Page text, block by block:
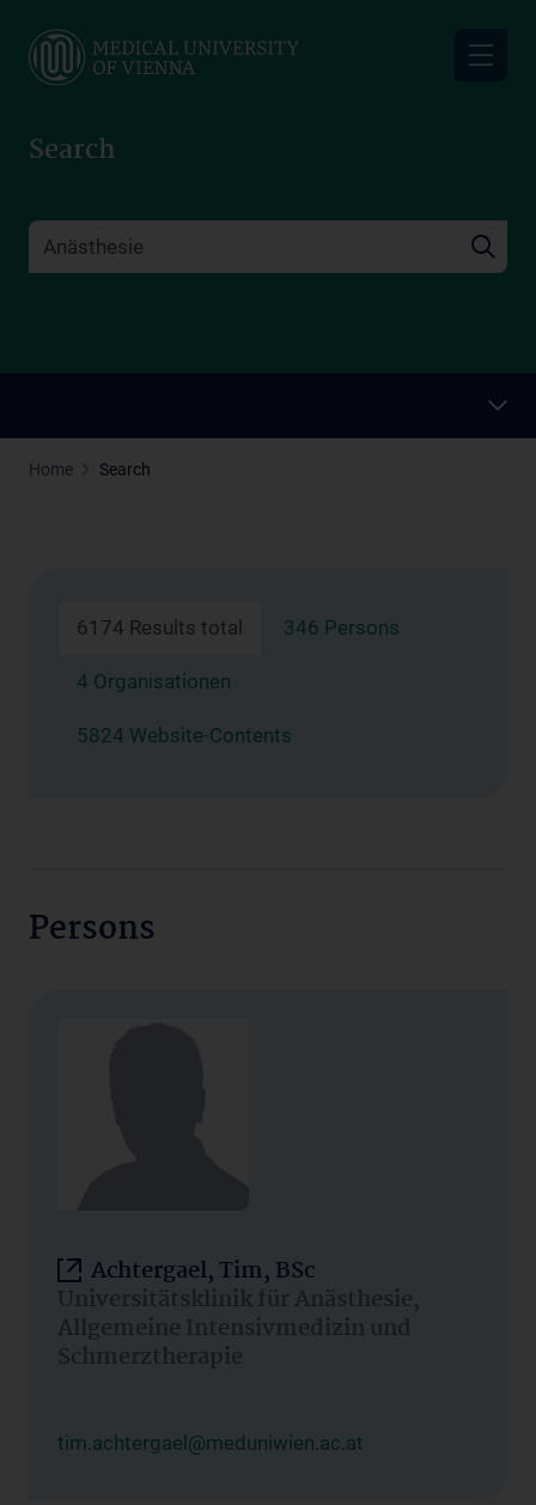
main
Search
Home Search
6174 Results total 346 Persons
4 Organisationen
5824 Website-Contents
Persons
Achtergael, Tim, BSc
Universitätsklinik für Anästhesie,
Allgemeine Intensivmedizin und
Schmerztherapie
tim.achtergael@meduniwien.ac.at